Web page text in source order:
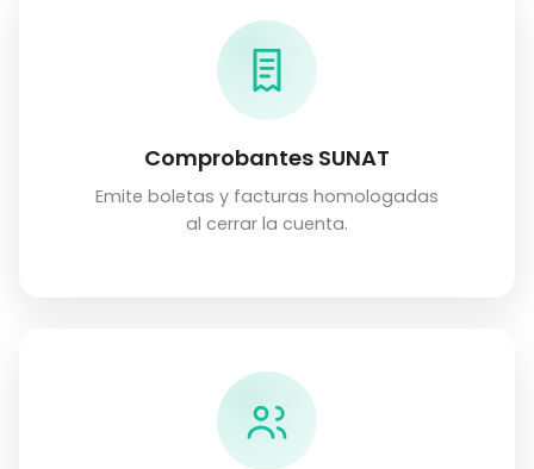
Comprobantes SUNAT
Emite boletas y facturas homologadas
al cerrar la cuenta.